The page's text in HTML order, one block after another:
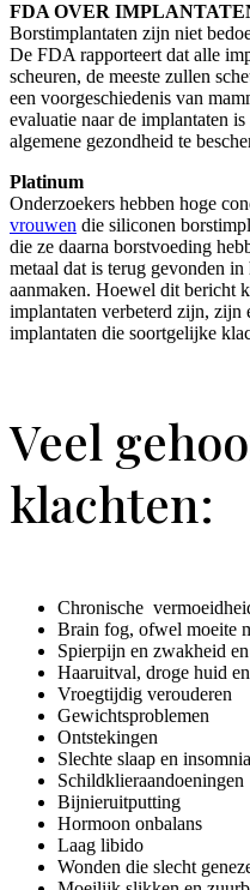
FDA OVER
Borstimplantaten zijn niet
De FDA rapporteert dat alle
scheuren, de meeste zullen
een voorgeschiedenis van
evaluatie naar de implantaten
algemene gezondheid te
Platinum
Onderzoekers hebben hoge
vrouwen die siliconen
die ze daarna borstvoeding
metaal dat is terug gevonden
aanmaken. Hoewel dit bericht
implantaten verbeterd zijn, zijn
implantaten die soortgelijke
Veel
klachten:
Chronische
Brain fog, ofwel moeite
Spierpijn en zwakheid
Haaruitval, droge huid
Vroegtijdig verouderen
Gewichtsproblemen
Ontstekingen
Slechte slaap en insomnia
Schildklieraandoeningen
Bijnieruitputting
Hormoon onbalans
Laag libido
Wonden die slecht